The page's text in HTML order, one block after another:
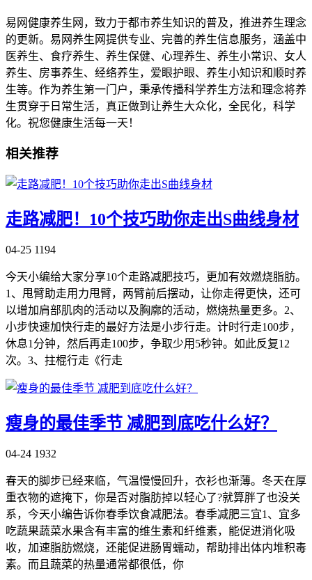
易网健康养生网，致力于都市养生知识的普及，推进养生理念
的更新。易网养生网提供专业、完善的养生信息服务，涵盖中
医养生、食疗养生、养生保健、心理养生、养生小常识、女人
养生、房事养生、经络养生，爱眼护眼、养生小知识和顺时养
生等。作为养生第一门户，秉承传播科学养生方法和理念将养
生贯穿于日常生活，真正做到让养生大众化，全民化，科学
化。祝您健康生活每一天！
相关推荐
走路减肥！10个技巧助你走出S曲线身材
04-25 1194
今天小编给大家分享10个走路减肥技巧，更加有效燃烧脂肪。
1、甩臂助走用力甩臂，两臂前后摆动，让你走得更快，还可
以增加肩部肌肉的活动以及胸廓的活动，燃烧热量更多。2、
小步快速加快行走的最好方法是小步行走。计时行走100步，
休息1分钟，然后再走100步，争取少用5秒钟。如此反复12
次。3、拄棍行走《行走
瘦身的最佳季节 减肥到底吃什么好？
04-24 1932
春天的脚步已经来临，气温慢慢回升，衣衫也渐薄。冬天在厚
重衣物的遮掩下，你是否对脂肪掉以轻心了?就算胖了也没关
系，今天小编告诉你春季饮食减肥法。春季减肥三宜1、宜多
吃蔬果蔬菜水果含有丰富的维生素和纤维素，能促进消化吸
收，加速脂肪燃烧，还能促进肠胃蠕动，帮助排出体内堆积毒
素。而且蔬菜的热量通常都很低，你